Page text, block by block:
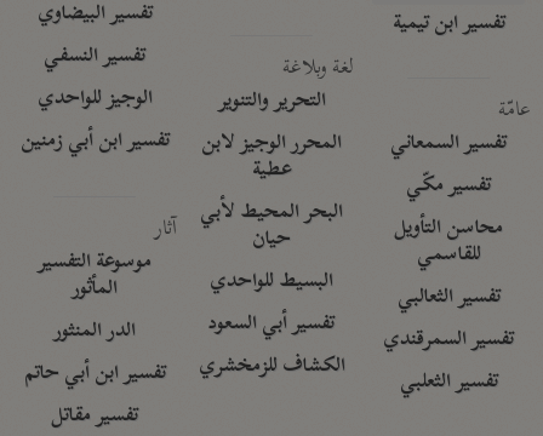
تفسير ابن تيمية
عامّة
تفسير السمعاني
تفسير مكّي
محاسن التأويل
للقاسمي
تفسير الثعالبي
تفسير السمرقندي
تفسير الثعلبي
لغة وبلاغة
التحرير والتنوير
المحرر الوجيز لابن
عطية
البحر المحيط لأبي
حيان
البسيط للواحدي
تفسير أبي السعود
الكشاف للزمخشري
تفسير البيضاوي
تفسير النسفي
الوجيز للواحدي
تفسير ابن أبي زمنين
آثار
موسوعة التفسير
المأثور
الدر المنثور
تفسير ابن أبي حاتم
تفسير مقاتل